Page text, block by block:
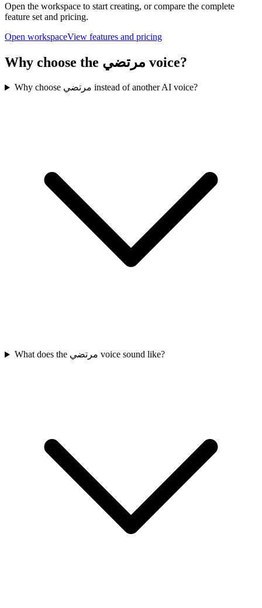
Open the workspace to start creating, or compare the complete
feature set and pricing.
Open workspaceView features and pricing
Why choose the مرتضي voice?
Why choose مرتضي instead of another AI voice?
What does the مرتضي voice sound like?